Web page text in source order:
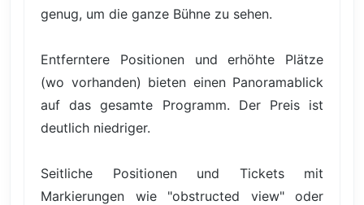
genug, um die ganze Bühne zu sehen.
Entferntere Positionen und erhöhte Plätze
(wo vorhanden) bieten einen Panoramablick
auf das gesamte Programm. Der Preis ist
deutlich niedriger.
Seitliche Positionen und Tickets mit
Markierungen wie "obstructed view" oder